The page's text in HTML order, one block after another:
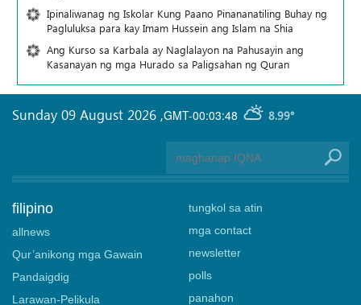
Ipinaliwanag ng Iskolar Kung Paano Pinananatiling Buhay ng
Pagluluksa para kay Imam Hussein ang Islam na Shia
Ang Kurso sa Karbala ay Naglalayon na Pahusayin ang
Kasanayan ng mga Hurado sa Paligsahan ng Quran
GMT-00:03:48 8.99°
Sunday 09 August 2026 ,
filipino
allnews
Qur’anikong mga Gawain
Pandaigdig
Larawan-Pelikula
tungkol sa atin
mga contact
newsletter
polls
panahon